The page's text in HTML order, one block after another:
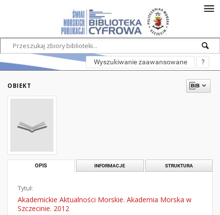
Wyszukiwanie zaawansowane ?
OBIEKT
OPIS INFORMACJE STRUKTURA
Tytuł:
Akademickie Aktualności Morskie. Akademia Morska w
Szczecinie. 2012